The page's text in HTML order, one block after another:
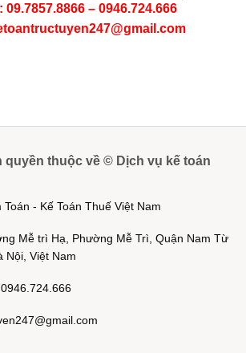
09.7857.8866 – 0946.724.666
quyền thuộc về © Dịch vụ kế toán
- Kế Toán Thuế Việt Nam
Mễ trì Hạ, Phường Mễ Trì, Quận Nam Từ
Nội, Việt Nam